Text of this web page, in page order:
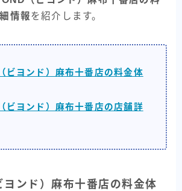
情報を紹介します。
ビヨンド）麻布十番店の料金体
ビヨンド）麻布十番店の店舗詳
ンド）麻布十番店の料金体